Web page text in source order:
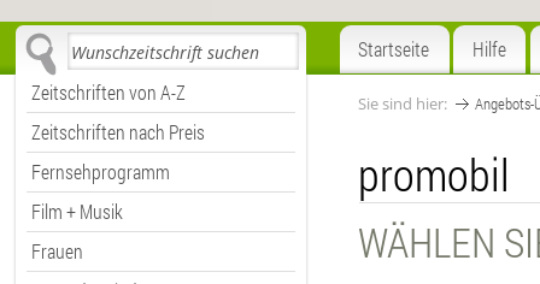
Zeitschriften von A-Z
Zeitschriften nach Preis
Fernsehprogramm
Film + Musik
Frauen
Startseite Hilfe
Sie sind hier:
promobil
WÄHLEN